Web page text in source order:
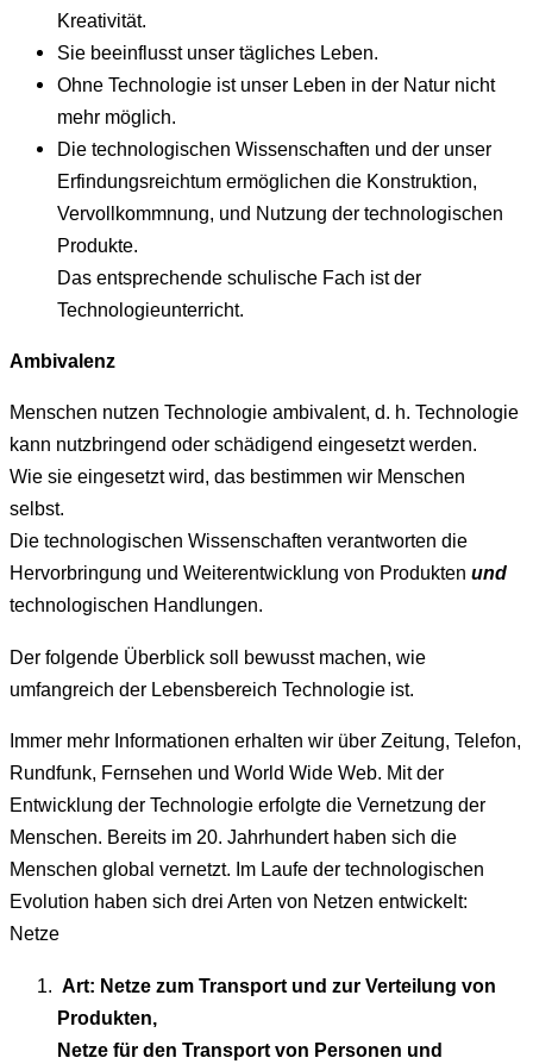
Kreativität.
Sie beeinflusst unser tägliches Leben.
Ohne Technologie ist unser Leben in der Natur nicht
mehr möglich.
Die technologischen Wissenschaften und der unser
Erfindungsreichtum ermöglichen die Konstruktion,
Vervollkommnung, und Nutzung der technologischen
Produkte.
Das entsprechende schulische Fach ist der
Technologieunterricht.
Ambivalenz
Menschen nutzen Technologie ambivalent, d. h. Technologie
kann nutzbringend oder schädigend eingesetzt werden.
Wie sie eingesetzt wird, das bestimmen wir Menschen
selbst.
Die technologischen Wissenschaften verantworten die
Hervorbringung und Weiterentwicklung von Produkten und
technologischen Handlungen.
Der folgende Überblick soll bewusst machen, wie
umfangreich der Lebensbereich Technologie ist.
Immer mehr Informationen erhalten wir über Zeitung, Telefon,
Rundfunk, Fernsehen und World Wide Web. Mit der
Entwicklung der Technologie erfolgte die Vernetzung der
Menschen. Bereits im 20. Jahrhundert haben sich die
Menschen global vernetzt. Im Laufe der technologischen
Evolution haben sich drei Arten von Netzen entwickelt:
Netze
Art: Netze zum Transport und zur Verteilung von
Produkten,
Netze für den Transport von Personen und